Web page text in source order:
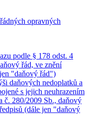
opravných
podle § 178 odst. 4
řád, ve znění
"daňový řád")
daňových nedoplatků a
s jejich neuhrazením
č. 280/2009 Sb., daňový
(dále jen "daňový